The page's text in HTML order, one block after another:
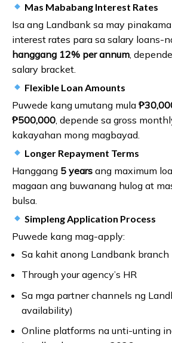
Mas Mababang Interest Rates
Isa ang Landbank sa may
interest rates para sa salary loans-
hanggang 12% per annum ,
salary bracket.
Flexible Loan Amounts
Puwede kang umutang mula
₱500,000 , depende sa gross
kakayahan mong magbayad.
Longer Repayment Terms
Hanggang 5 years ang maximum
magaan ang buwanang hulog at
bulsa.
Simpleng Application Process
Puwede kang mag-apply:
Sa kahit anong Landbank branch
Through your agency’s HR
Sa mga partner channels ng
availability)
Online platforms na unti-unting